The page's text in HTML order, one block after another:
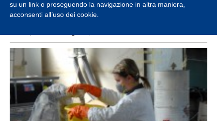
News 2
Home Senza categoria News 2
su un link o proseguendo la navigazione in altra maniera,
acconsenti all’uso dei cookie.